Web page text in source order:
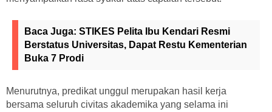
Baca Juga: STIKES Pelita Ibu Kendari Resmi
Berstatus Universitas, Dapat Restu Kementerian
Buka 7 Prodi
Menurutnya, predikat unggul merupakan hasil kerja
bersama seluruh civitas akademika yang selama ini